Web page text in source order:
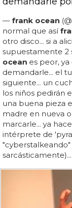
— frank ocean (@
normal que así
otro disco... si a
supuestamente 2
ocean es peor,
demandarle... el
siguiente... un
los niños pedirán
una buena pieza
madre en nueva
marcarle... ya
intérprete de
sarcásticamente)...